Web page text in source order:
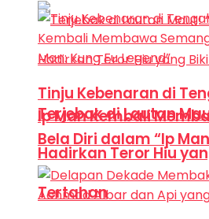
Terjebak di Lautan
Hadirkan Teror Hiu
Tertahan
Tinju Kebenaran di
Ip Man Kembali
Bela Diri dalam “Ip